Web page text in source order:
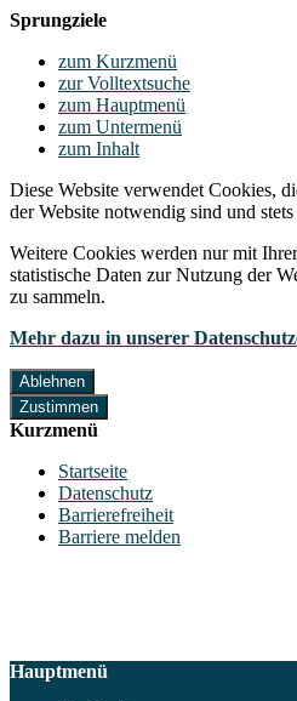
Sprungziele
zum Kurzmenü
zur Volltextsuche
zum Hauptmenü
zum Untermenü
zum Inhalt
Diese Website verwendet Cookies,
der Website notwendig sind und
Weitere Cookies werden nur mit
statistische Daten zur Nutzung der
zu sammeln.
Mehr dazu in unserer
Ablehnen
Zustimmen
Kurzmenü
Startseite
Datenschutz
Barrierefreiheit
Barriere melden
Hauptmenü